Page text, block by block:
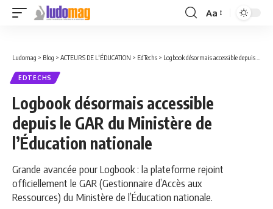
Font
Aa
Ludomag > Blog > ACTEURS DE L'ÉDUCATION > EdTechs > Logbook désormais accessible depuis le GAR du Ministère de l’Éducation nationale
EDTECHS
Logbook désormais accessible
depuis le GAR du Ministère de
l’Éducation nationale
Grande avancée pour Logbook : la plateforme rejoint
officiellement le GAR (Gestionnaire d’Accès aux
Ressources) du Ministère de l’Éducation nationale.